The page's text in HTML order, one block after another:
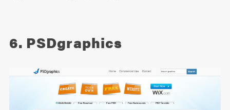
6. PSDgraphics